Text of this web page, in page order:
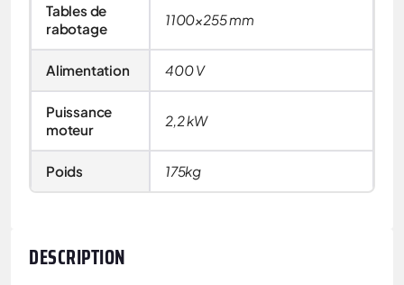
Tables de
rabotage
1100×255 mm
Alimentation 400 V
Puissance
moteur
2,2 kW
Poids 175kg
DESCRIPTION